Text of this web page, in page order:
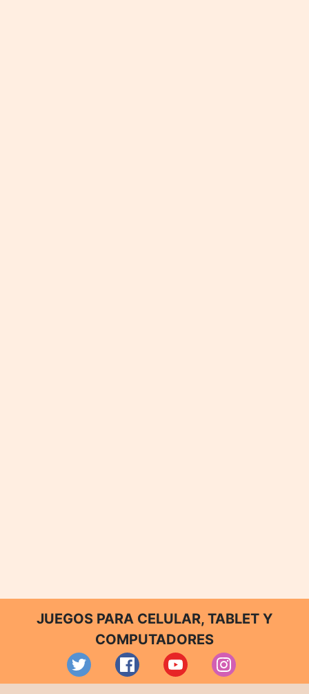
JUEGOS PARA CELULAR, TABLET Y
COMPUTADORES